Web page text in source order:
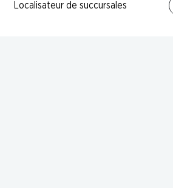
Localisateur de succursales